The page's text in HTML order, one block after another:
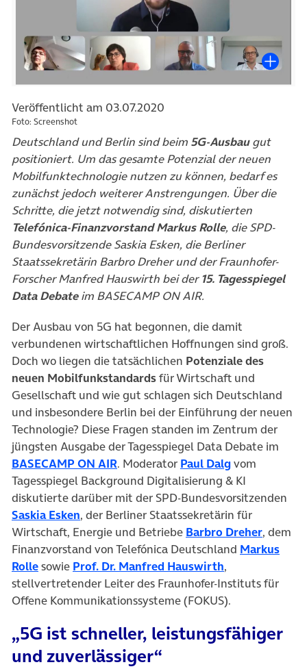
Veröffentlicht am 03.07.2020
Foto: Screenshot
Deutschland und Berlin sind beim 5G-Ausbaugut
positioniert. Um das gesamte Potenzial der neuen
Mobilfunktechnologie nutzen zu können, bedarf es
zunächst jedoch weiterer Anstrengungen. Über die
Schritte, die jetzt notwendig sind, diskutierten
Telefónica-Finanzvorstand Markus Rolle, die SPD-
Bundesvorsitzende Saskia Esken, die Berliner
Staatssekretärin Barbro Dreher und der Fraunhofer-
Forscher Manfred Hauswirth bei der15. Tagesspiegel
Data Debateim BASECAMP ON AIR.
Der Ausbau von 5G hat begonnen, die damit
verbundenen wirtschaftlichen Hoffnungen sind groß.
Doch wo liegen die tatsächlichen Potenziale des
neuen Mobilfunkstandardsfür Wirtschaft und
Gesellschaft und wie gut schlagen sich Deutschland
und insbesondere Berlin bei der Einführung der neuen
Technologie? Diese Fragen standen im Zentrum der
jüngsten Ausgabe der Tagesspiegel Data Debate im
BASECAMP ON AIR(öffnet in neuem Tab)
. Moderator Paul Dalg(öffnet in
vom
Tagesspiegel Background Digitalisierung & KI
diskutierte darüber mit der SPD-Bundesvorsitzenden
Saskia Esken(öffnet in neuem Tab)
, der Berliner Staatssekretärin für
Wirtschaft, Energie und Betriebe Barbro Dreher(öffnet
, dem
Finanzvorstand von Telefónica Deutschland Markus
Rolle(öffnet in neuem Tab)
sowie Prof. Dr. Manfred Hauswirth(öffnet in
,
stellvertretender Leiter des Fraunhofer-Instituts für
Offene Kommunikationssysteme (FOKUS).
„5G ist schneller, leistungsfähiger
und zuverlässiger“